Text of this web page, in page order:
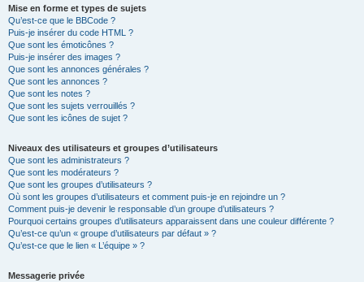
Mise en forme et types de sujets
Qu’est-ce que le BBCode ?
Puis-je insérer du code HTML ?
Que sont les émoticônes ?
Puis-je insérer des images ?
Que sont les annonces générales ?
Que sont les annonces ?
Que sont les notes ?
Que sont les sujets verrouillés ?
Que sont les icônes de sujet ?
Niveaux des utilisateurs et groupes d’utilisateurs
Que sont les administrateurs ?
Que sont les modérateurs ?
Que sont les groupes d’utilisateurs ?
Où sont les groupes d’utilisateurs et comment puis-je en rejoindre un ?
Comment puis-je devenir le responsable d’un groupe d’utilisateurs ?
Pourquoi certains groupes d’utilisateurs apparaissent dans une couleur différente ?
Qu’est-ce qu’un « groupe d’utilisateurs par défaut » ?
Qu’est-ce que le lien « L’équipe » ?
Messagerie privée